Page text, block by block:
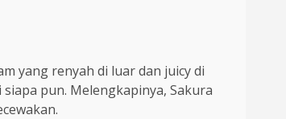
yang renyah di luar dan juicy di
pun. Melengkapinya, Sakura